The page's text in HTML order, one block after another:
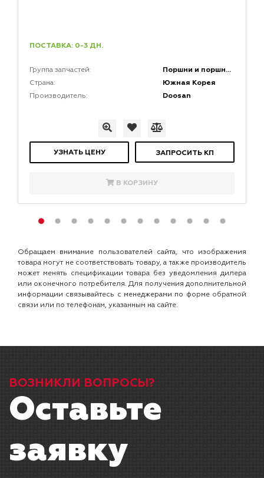
ПОСТАВКА: 0-3 ДН.
Группа запчастей: Поршни и поршневая группа двигателей
Страна: Южная Корея
Производитель: Doosan
УЗНАТЬ ЦЕНУ ЗАПРОСИТЬ КП
В КОРЗИНУ
Обращаем внимание пользователей сайта, что изображения
товара могут не соответствовать товару, а также производитель
может менять спецификации товара без уведомления дилера
или оконечного потребителя. Для получения дополнительной
информации связывайтесь с менеджерами по форме обратной
связи или по телефонам, указанным на сайте.
ВОЗНИКЛИ ВОПРОСЫ?
Оставьте
заявку